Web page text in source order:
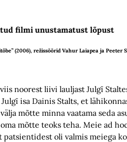
filmi unustamatust lõpust
(2006), režissöörid Vahur Laiapea ja Peeter
viis noorest liivi lauljast Julgī
isa Dainis Stalts, et
mõtte minna vaatama seda
mõtte teoks teha. Meie ad
patsientidest oli valmis meiega